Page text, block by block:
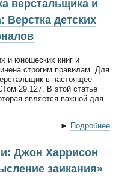
верстальщика и
Верстка детских
и юношеских книг и
строгим правилам. Для
в настоящее
29.127. В этой статье
является важной для
► Подробнее
Джон Харрисон
заикания»